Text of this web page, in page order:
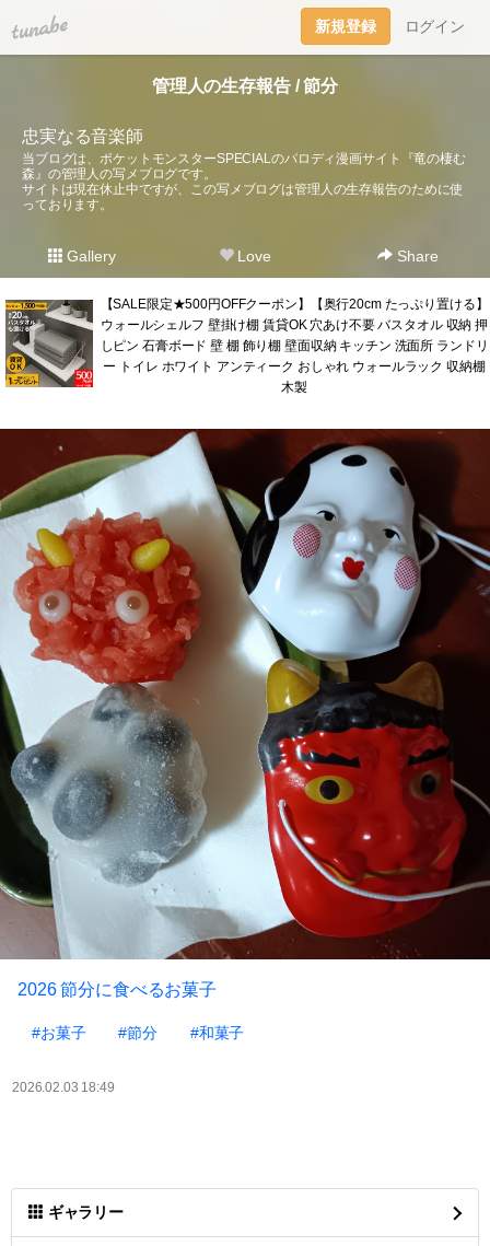
tuna.be 新規登録 ログイン
管理人の生存報告 / 節分
忠実なる音楽師
当ブログは、ポケットモンスターSPECIALのパロディ漫画サイト『竜の棲む
森』の管理人の写メブログです。
サイトは現在休止中ですが、この写メブログは管理人の生存報告のために使
っております。
Gallery Love Share
【SALE限定★500円OFFクーポン】【奥行20cm たっぷり置ける】
ウォールシェルフ 壁掛け棚 賃貸OK 穴あけ不要 バスタオル 収納 押
しピン 石膏ボード 壁 棚 飾り棚 壁面収納 キッチン 洗面所 ランドリ
ー トイレ ホワイト アンティーク おしゃれ ウォールラック 収納棚
木製
2026 節分に食べるお菓子
#お菓子 #節分 #和菓子
2026.02.03 18:49
ギャラリー